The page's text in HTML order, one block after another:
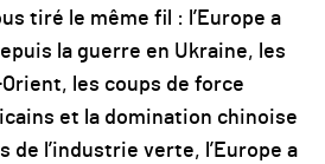
tiré le même fil : l’Europe a
la guerre en Ukraine, les
les coups de force
et la domination chinoise
de l’industrie verte, l’Europe a